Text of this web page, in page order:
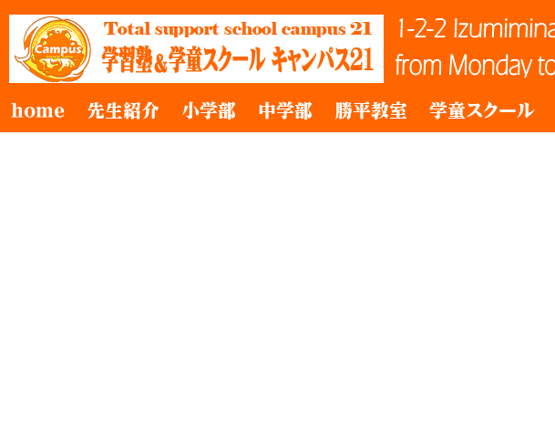
home 先生紹介 小学部 中学部 勝平教室 学童スクール